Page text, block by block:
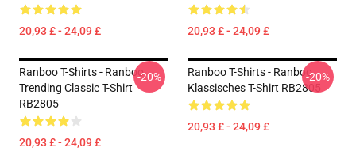
20,93 £ - 24,09 £ 20,93 £ - 24,09 £
Ranboo T-Shirts - Ranboo
Trending Classic T-Shirt
RB2805
20,93 £ - 24,09 £
-20%
Ranboo T-Shirts - Ranboo
Klassisches T-Shirt RB2805
20,93 £ - 24,09 £
-20%